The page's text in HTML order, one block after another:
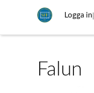
Logga in|
Falun